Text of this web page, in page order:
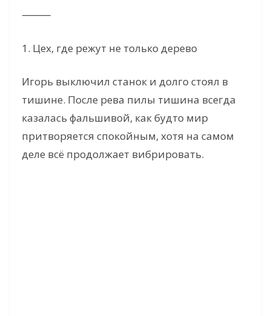
⸻
1. Цех, где режут не только дерево
Игорь выключил станок и долго стоял в
тишине. После рева пилы тишина всегда
казалась фальшивой, как будто мир
притворяется спокойным, хотя на самом
деле всё продолжает вибрировать.